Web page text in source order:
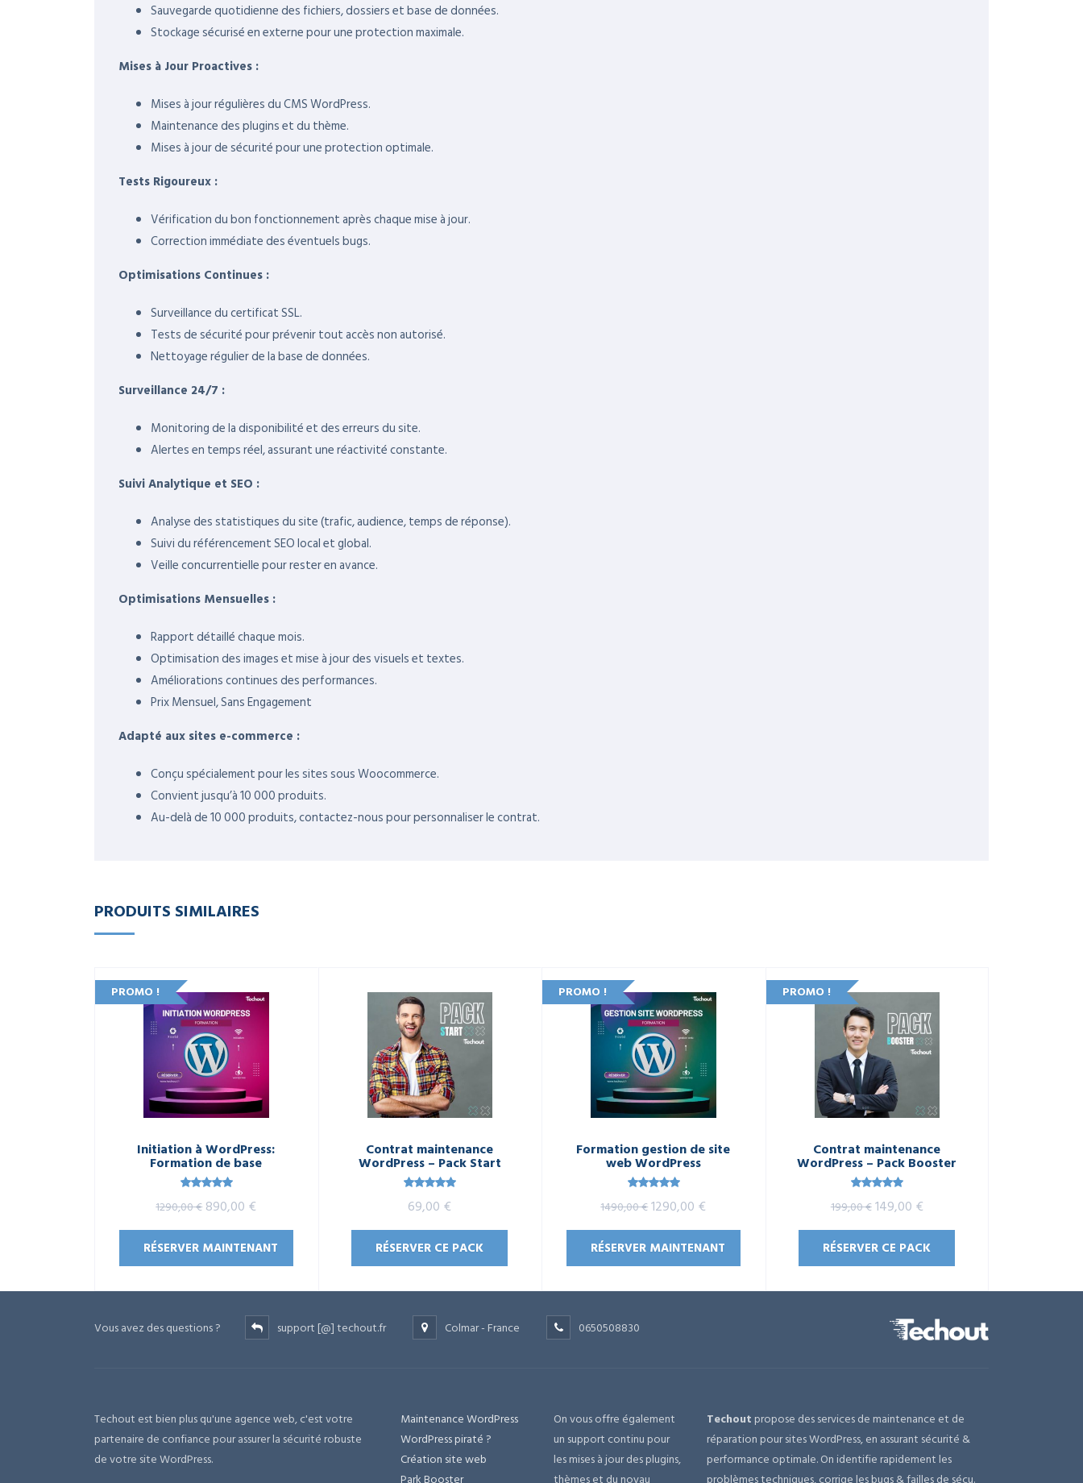
Sauvegarde quotidienne des fichiers, dossiers et base de données.
Stockage sécurisé en externe pour une protection maximale.
Mises à Jour Proactives :
Mises à jour régulières du CMS WordPress.
Maintenance des plugins et du thème.
Mises à jour de sécurité pour une protection optimale.
Tests Rigoureux :
Vérification du bon fonctionnement après chaque mise à jour.
Correction immédiate des éventuels bugs.
Optimisations Continues :
Surveillance du certificat SSL.
Tests de sécurité pour prévenir tout accès non autorisé.
Nettoyage régulier de la base de données.
Surveillance 24/7 :
Monitoring de la disponibilité et des erreurs du site.
Alertes en temps réel, assurant une réactivité constante.
Suivi Analytique et SEO :
Analyse des statistiques du site (trafic, audience, temps de réponse).
Suivi du référencement SEO local et global.
Veille concurrentielle pour rester en avance.
Optimisations Mensuelles :
Rapport détaillé chaque mois.
Optimisation des images et mise à jour des visuels et textes.
Améliorations continues des performances.
Prix Mensuel, Sans Engagement
Adapté aux sites e-commerce :
Conçu spécialement pour les sites sous Woocommerce.
Convient jusqu’à 10 000 produits.
Au-delà de 10 000 produits, contactez-nous pour personnaliser le contrat.
PRODUITS SIMILAIRES
PROMO !
Initiation à WordPress:
Formation de base
sur 5
1290,00€ Le
prix
initial
était :
1290,00 €.
890,00 €
prix
actuel
est :
890,00 €.
RÉSERVER MAINTENANT
Contrat maintenance
WordPress – Pack Start
sur 5
69,00 €
RÉSERVER CE PACK
PROMO !
Formation gestion de site
web WordPress
sur 5
1490,00€Le
prix
initial
était :
1490,00 €.
1290,00 €
prix
actuel
est :
1290,00 €.
RÉSERVER MAINTENANT
PROMO !
Contrat maintenance
WordPress – Pack Booster
sur 5
199,00€Le
prix
initial
était :
199,00 €.
149,00 €Le
prix
actuel
est :
149,00 €.
RÉSERVER CE PACK
Vous avez des questions ? support [@] techout.fr Colmar - France 0650508830
Techout est bien plus qu'une agence web, c'est votre
partenaire de confiance pour assurer la sécurité robuste
de votre site WordPress.
Maintenance WordPress
WordPress piraté ?
Création site web
On vous offre également
un support continu pour
les mises à jour des plugins,
Techout propose des services de maintenance et de
réparation pour sites WordPress, en assurant sécurité &
performance optimale. On identifie rapidement les